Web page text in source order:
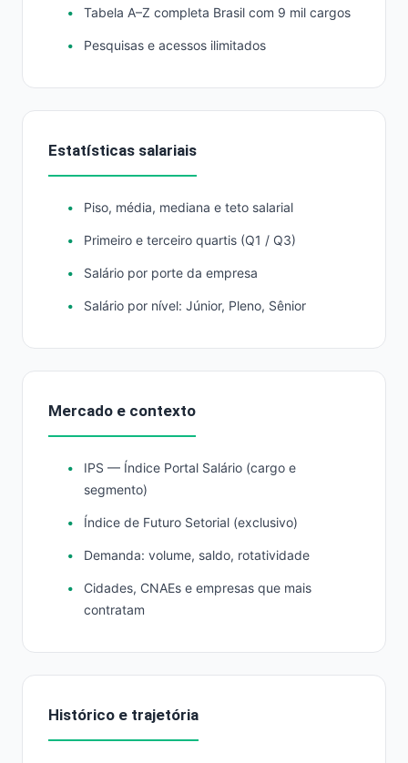
Tabela A–Z completa Brasil com 9 mil cargos
Pesquisas e acessos ilimitados
Estatísticas salariais
Piso, média, mediana e teto salarial
Primeiro e terceiro quartis (Q1 / Q3)
Salário por porte da empresa
Salário por nível: Júnior, Pleno, Sênior
Mercado e contexto
IPS — Índice Portal Salário (cargo e
segmento)
Índice de Futuro Setorial (exclusivo)
Demanda: volume, saldo, rotatividade
Cidades, CNAEs e empresas que mais
contratam
Histórico e trajetória